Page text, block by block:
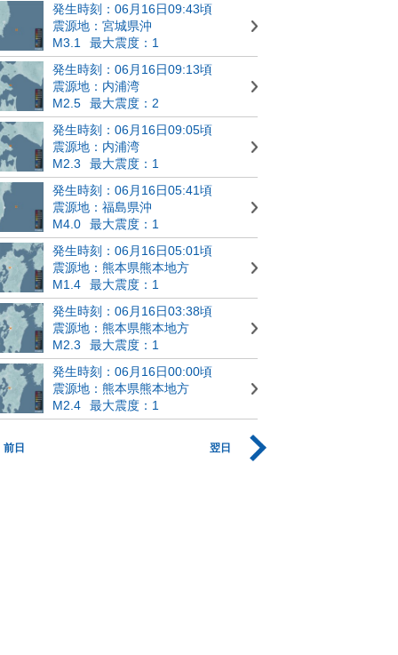
発生時刻：06月16日09:43頃
震源地：宮城県沖
M3.1
最大震度：1
発生時刻：06月16日09:13頃
震源地：内浦湾
M2.5
最大震度：2
発生時刻：06月16日09:05頃
震源地：内浦湾
M2.3
最大震度：1
発生時刻：06月16日05:41頃
震源地：福島県沖
M4.0
最大震度：1
発生時刻：06月16日05:01頃
震源地：熊本県熊本地方
M1.4
最大震度：1
発生時刻：06月16日03:38頃
震源地：熊本県熊本地方
M2.3
最大震度：1
発生時刻：06月16日00:00頃
震源地：熊本県熊本地方
M2.4
最大震度：1
前日 翌日